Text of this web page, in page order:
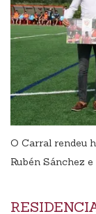
O Carral rendeu
Rubén Sánchez